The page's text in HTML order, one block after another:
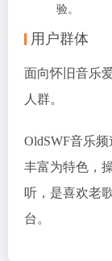
验。
用户群体
面向怀旧音乐
人群。
OldSWF音乐
丰富为特色，
听，是喜欢老
台。